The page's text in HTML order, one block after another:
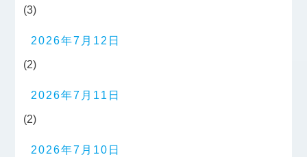
(3)
2026年7月12日
(2)
2026年7月11日
(2)
2026年7月10日